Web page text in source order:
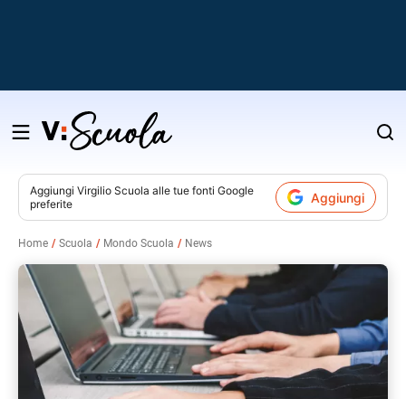
Salta
contenuto
Aggiungi Virgilio Scuola alle tue fonti Google
preferite
Aggiungi
Home Scuola Mondo Scuola News